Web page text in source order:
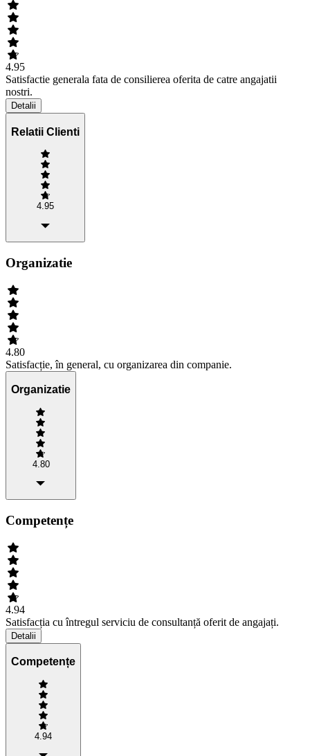
4.95
Satisfactie generala fata de consilierea oferita de catre angajatii
nostri.
Detalii
Relatii Clienti
4.95
Organizatie
4.80
Satisfacție, în general, cu organizarea din companie.
Organizatie
4.80
Competențe
4.94
Satisfacția cu întregul serviciu de consultanță oferit de angajați.
Detalii
Competențe
4.94